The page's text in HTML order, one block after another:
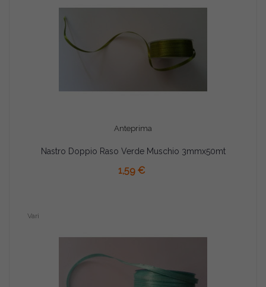
Anteprima
Nastro Doppio Raso Verde Muschio 3mmx50mt
1,59 €
Vari